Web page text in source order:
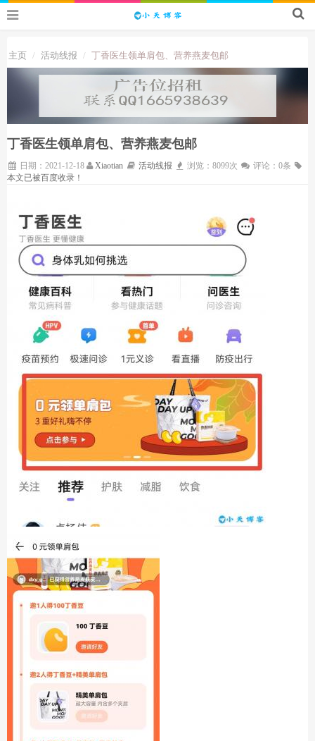
主页 活动线报 丁香医生领单肩包、营养燕麦包邮
丁香医生领单肩包、营养燕麦包邮
日期：2021-12-18 Xiaotian 活动线报 浏览：8099次
评论：0条
本文已被百度收录！